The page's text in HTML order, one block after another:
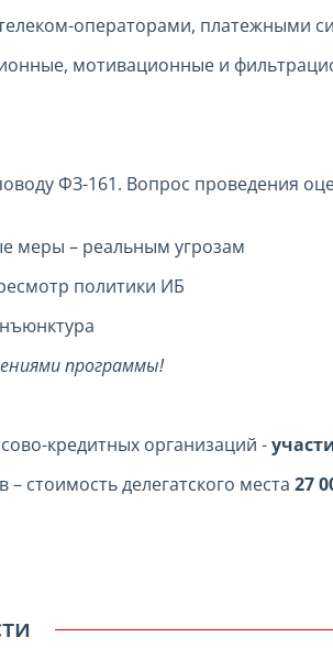
операторами, платежными
мотивационные и
ФЗ-161. Вопрос проведения
меры – реальным угрозам
политики ИБ
программы!
кредитных организаций -
стоимость делегатского места 27